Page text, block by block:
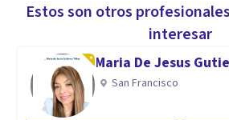
Estos son otros
interesar
Maria De Jesus
San Francisco